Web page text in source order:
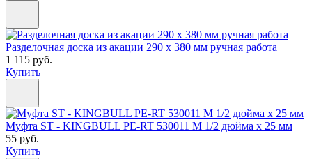
Разделочная доска из акации 290 x 380 мм ручная работа
1 115 руб.
Купить
Муфта ST - KINGBULL PE-RT 530011 M 1/2 дюйма х 25 мм
55 руб.
Купить